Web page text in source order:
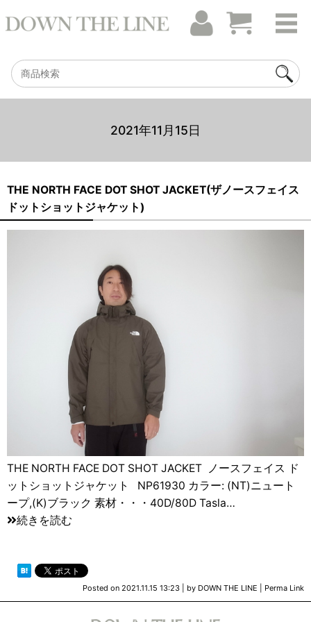
2021年11月15日
THE NORTH FACE DOT SHOT JACKET(ザノースフェイス
ドットショットジャケット)
THE NORTH FACE DOT SHOT JACKET ノースフェイス ド
ットショットジャケット NP61930 カラー: (NT)ニュート
ープ,(K)ブラック 素材・・・40D/80D Tasla…
続きを読む
Posted on 2021.11.15 13:23 by DOWN THE LINE Perma Link